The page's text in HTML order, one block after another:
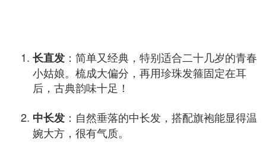
长直发 ：简单又经典，特别适合二十几岁的青春
小姑娘。梳成大偏分，再用珍珠发箍固定在耳
后，古典韵味十足！
中长发 ：自然垂落的中长发，搭配旗袍能显得温
婉大方，很有气质。